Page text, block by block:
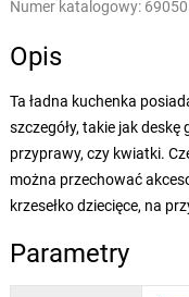
Numer katalogowy:
Opis
Ta ładna kuchenka
szczegóły, takie jak
przyprawy, czy kwiatki.
można przechować
krzesełko dziecięce, na
Parametry